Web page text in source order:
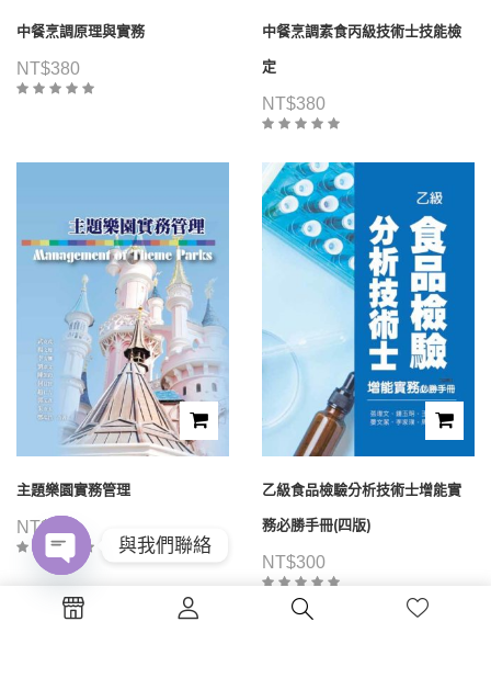
中餐烹調原理與實務
NT$380
中餐烹調素食丙級技術士技能檢
定
NT$380
主題樂園實務管理
NT$ 480
乙級食品檢驗分析技術士增能實
務必勝手冊(四版)
NT$300
與我們聯絡
chaty